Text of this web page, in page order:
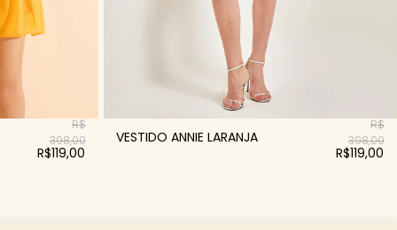
R$
398,00
R$119,00
VESTIDO ANNIE LARANJA
R$
398,00
R$119,00